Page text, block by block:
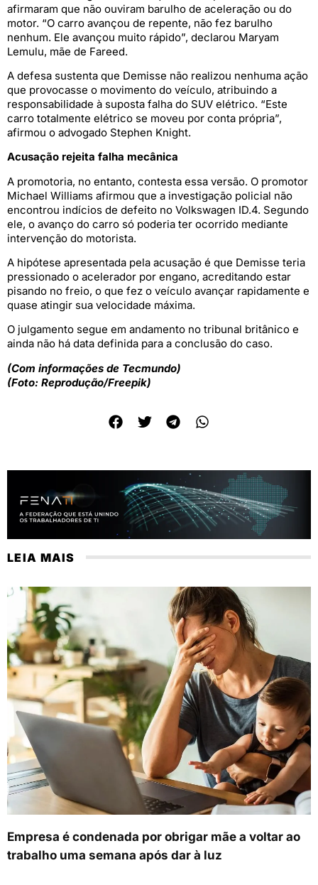
afirmaram que não ouviram barulho de aceleração ou do
motor. “O carro avançou de repente, não fez barulho
nenhum. Ele avançou muito rápido”, declarou Maryam
Lemulu, mãe de Fareed.
A defesa sustenta que Demisse não realizou nenhuma ação
que provocasse o movimento do veículo, atribuindo a
responsabilidade à suposta falha do SUV elétrico. “Este
carro totalmente elétrico se moveu por conta própria”,
afirmou o advogado Stephen Knight.
Acusação rejeita falha mecânica
A promotoria, no entanto, contesta essa versão. O promotor
Michael Williams afirmou que a investigação policial não
encontrou indícios de defeito no Volkswagen ID.4. Segundo
ele, o avanço do carro só poderia ter ocorrido mediante
intervenção do motorista.
A hipótese apresentada pela acusação é que Demisse teria
pressionado o acelerador por engano, acreditando estar
pisando no freio, o que fez o veículo avançar rapidamente e
quase atingir sua velocidade máxima.
O julgamento segue em andamento no tribunal britânico e
ainda não há data definida para a conclusão do caso.
(Com informações de Tecmundo)
(Foto: Reprodução/Freepik)
LEIA MAIS
Empresa é condenada por obrigar mãe a voltar ao
trabalho uma semana após dar à luz